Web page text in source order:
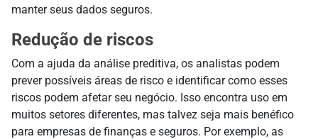
manter seus dados seguros.
Redução de riscos
Com a ajuda da análise preditiva, os analistas podem
prever possíveis áreas de risco e identificar como esses
riscos podem afetar seu negócio. Isso encontra uso em
muitos setores diferentes, mas talvez seja mais benéfico
para empresas de finanças e seguros. Por exemplo, as